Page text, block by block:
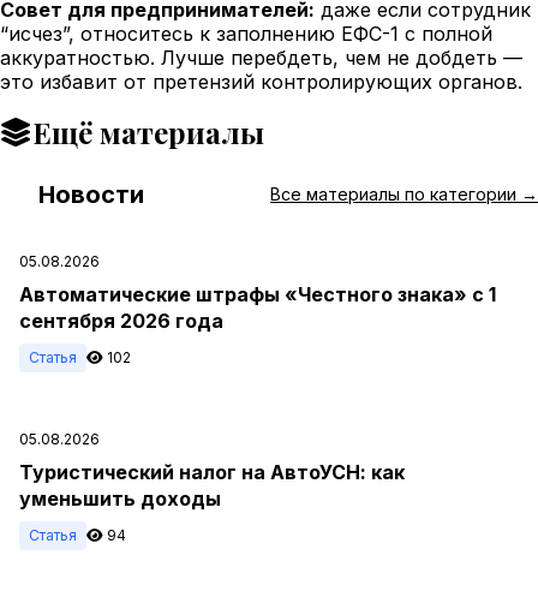
Совет для предпринимателей: даже если сотрудник
“исчез”, относитесь к заполнению ЕФС-1 с полной
аккуратностью. Лучше перебдеть, чем не добдеть —
это избавит от претензий контролирующих органов.
Ещё материалы
Новости Все материалы по категории →
05.08.2026
Автоматические штрафы «Честного знака» с 1
сентября 2026 года
Статья 102
05.08.2026
Туристический налог на АвтоУСН: как
уменьшить доходы
Статья 94